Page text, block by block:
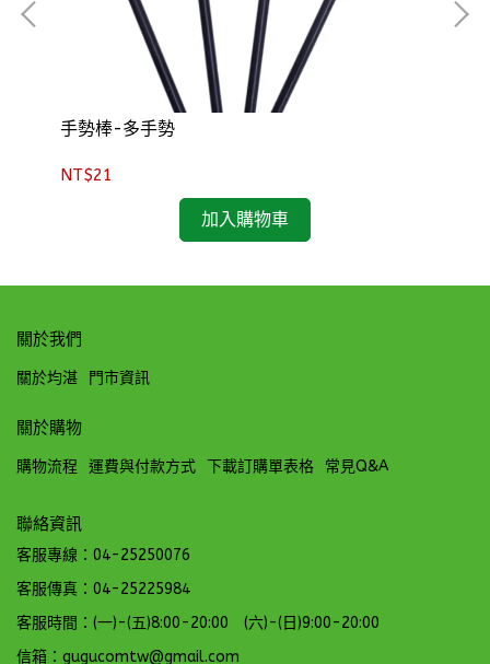
手勢棒-多手勢
NT$21
加入購物車
關於我們
關於均湛 門市資訊
關於購物
購物流程 運費與付款方式 下載訂購單表格 常見Q&A
聯絡資訊
客服專線：04-25250076
客服傳真：04-25225984
客服時間：(一)-(五)8:00-20:00 (六)-(日)9:00-20:00
信箱：gugucomtw@gmail.com